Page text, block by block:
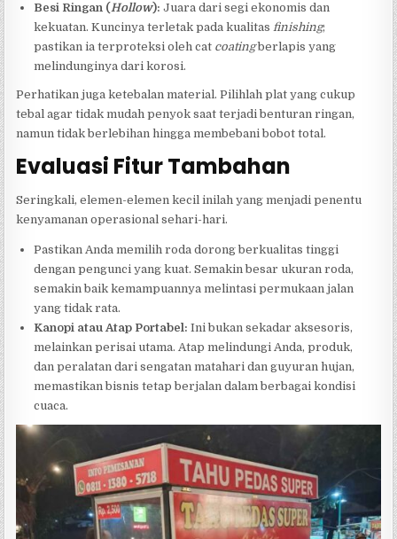
Besi Ringan (Hollow): Juara dari segi ekonomis dan
kekuatan. Kuncinya terletak pada kualitasfinishing;
pastikan ia terproteksi oleh cat coatingberlapis yang
melindunginya dari korosi.
Perhatikan juga ketebalan material. Pilihlah plat yang cukup
tebal agar tidak mudah penyok saat terjadi benturan ringan,
namun tidak berlebihan hingga membebani bobot total.
Evaluasi Fitur Tambahan
Seringkali, elemen-elemen kecil inilah yang menjadi penentu
kenyamanan operasional sehari-hari.
Pastikan Anda memilih roda dorong berkualitas tinggi
dengan pengunci yang kuat. Semakin besar ukuran roda,
semakin baik kemampuannya melintasi permukaan jalan
yang tidak rata.
Kanopi atau Atap Portabel: Ini bukan sekadar aksesoris,
melainkan perisai utama. Atap melindungi Anda, produk,
dan peralatan dari sengatan matahari dan guyuran hujan,
memastikan bisnis tetap berjalan dalam berbagai kondisi
cuaca.